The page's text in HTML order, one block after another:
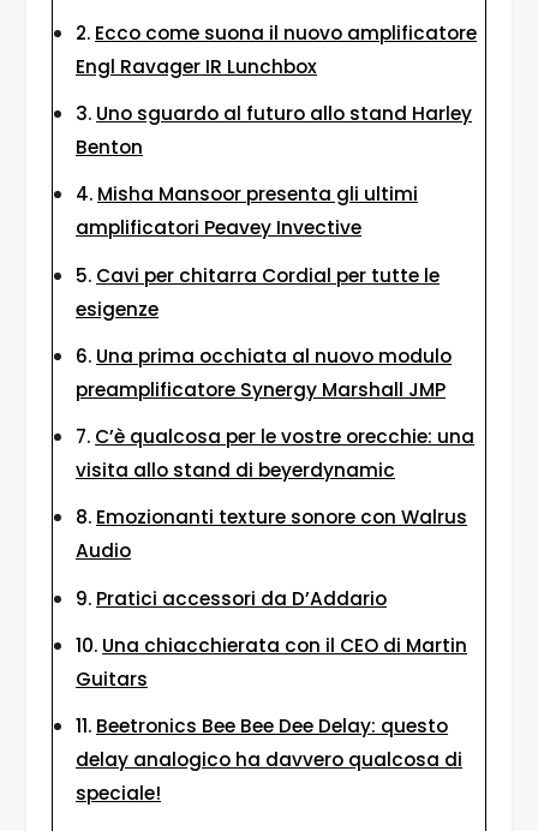
Ecco come suona il nuovo amplificatore
Engl Ravager IR Lunchbox
Uno sguardo al futuro allo stand Harley
Benton
Misha Mansoor presenta gli ultimi
amplificatori Peavey Invective
Cavi per chitarra Cordial per tutte le
esigenze
Una prima occhiata al nuovo modulo
preamplificatore Synergy Marshall JMP
C’è qualcosa per le vostre orecchie: una
visita allo stand di beyerdynamic
Emozionanti texture sonore con Walrus
Audio
Pratici accessori da D’Addario
Una chiacchierata con il CEO di Martin
Guitars
Beetronics Bee Bee Dee Delay: questo
delay analogico ha davvero qualcosa di
speciale!